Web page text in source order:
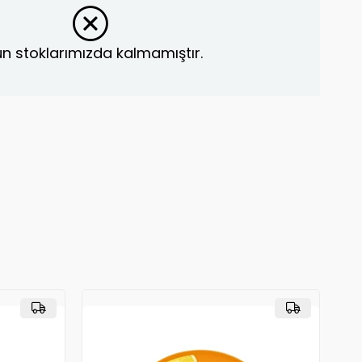
stoklarımızda kalmamıştır.